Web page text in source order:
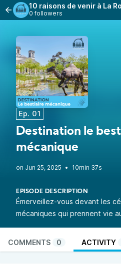
0 followers
Ep. 01
Destination le
mécanique
• 10min 37s
EPISODE DESCRIPTION
Émerveillez-vous devant les
mécaniques qui prennent vie
COMMENTS 0 ACTIVITY